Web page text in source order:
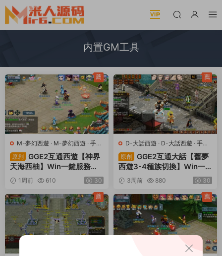
内置GM工具
M-夢幻西遊 · M-夢幻西遊 · 手遊
服務端 · 端遊服務端
原創
GGE2互通西遊【神界
天海西柚】Win一鍵服務端
+安卓蘋果PC三端+内置GM
工具+全套源碼+視頻架設教
程
1周前 610 30
薦
D-大話西遊 · D-大話西遊 · 手遊
服務端 · 端遊服務端
原創
GGE2互通大話【舊夢
西遊3-4種族切換】Win一
鍵服務端+安卓PC互通客戶
端+内置GM工具+全套源碼
+視頻架設教程
3周前 880 30
薦
薦 薦